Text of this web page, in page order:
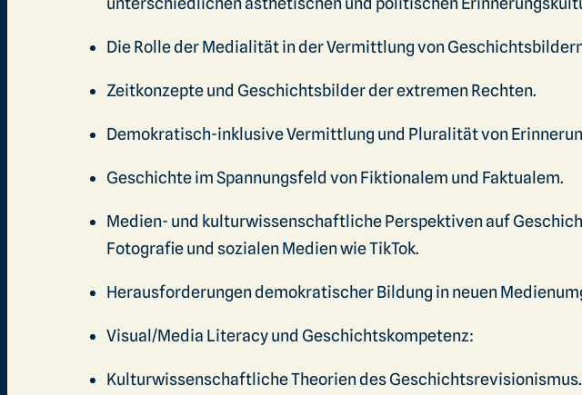
Die Rolle der Medialität in der Vermittlung von
Zeitkonzepte und Geschichtsbilder der extremen Rechten.
Demokratisch-inklusive Vermittlung und Pluralität von
Geschichte im Spannungsfeld von Fiktionalem und Faktualem.
Medien- und kulturwissenschaftliche Perspektiven auf
Fotografie und sozialen Medien wie TikTok.
Herausforderungen demokratischer Bildung in neuen
Visual/Media Literacy und Geschichtskompetenz:
Kulturwissenschaftliche Theorien des Geschichtsrevisionismus.